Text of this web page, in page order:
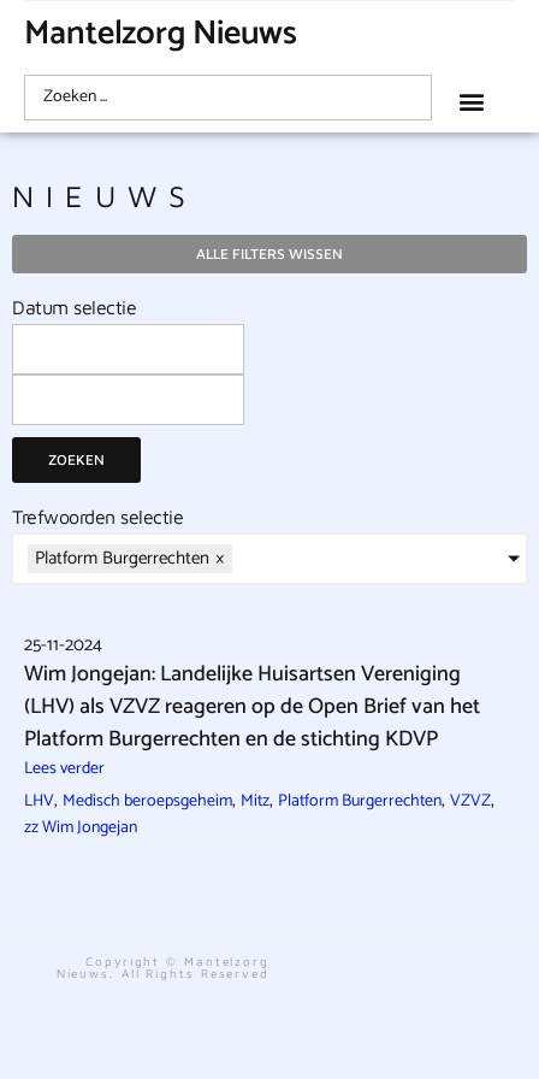
Mantelzorg Nieuws
NIEUWS
ALLE FILTERS WISSEN
Datum selectie
ZOEKEN
Trefwoorden selectie
Platform Burgerrechten ×
25-11-2024
Wim Jongejan: Landelijke Huisartsen Vereniging
(LHV) als VZVZ reageren op de Open Brief van het
Platform Burgerrechten en de stichting KDVP
Lees verder
LHV, Medisch beroepsgeheim, Mitz, Platform Burgerrechten, VZVZ,
zz Wim Jongejan
Copyright © Mantelzorg
Nieuws. All Rights Reserved